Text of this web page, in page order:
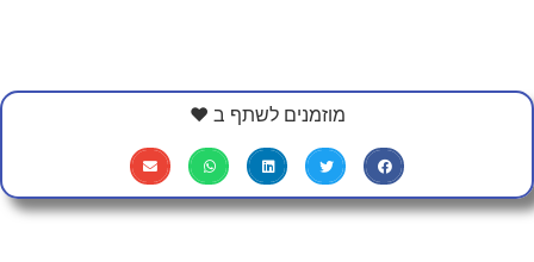
מוזמנים לשתף ב ❤